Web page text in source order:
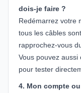
dois-je faire ?
Redémarrez votre
tous les câbles
rapprochez-vous
Vous pouvez
pour tester
4. Mon compte